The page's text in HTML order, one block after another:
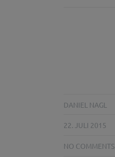
DANIEL NAGL
22. JULI 2015
NO COMMENTS